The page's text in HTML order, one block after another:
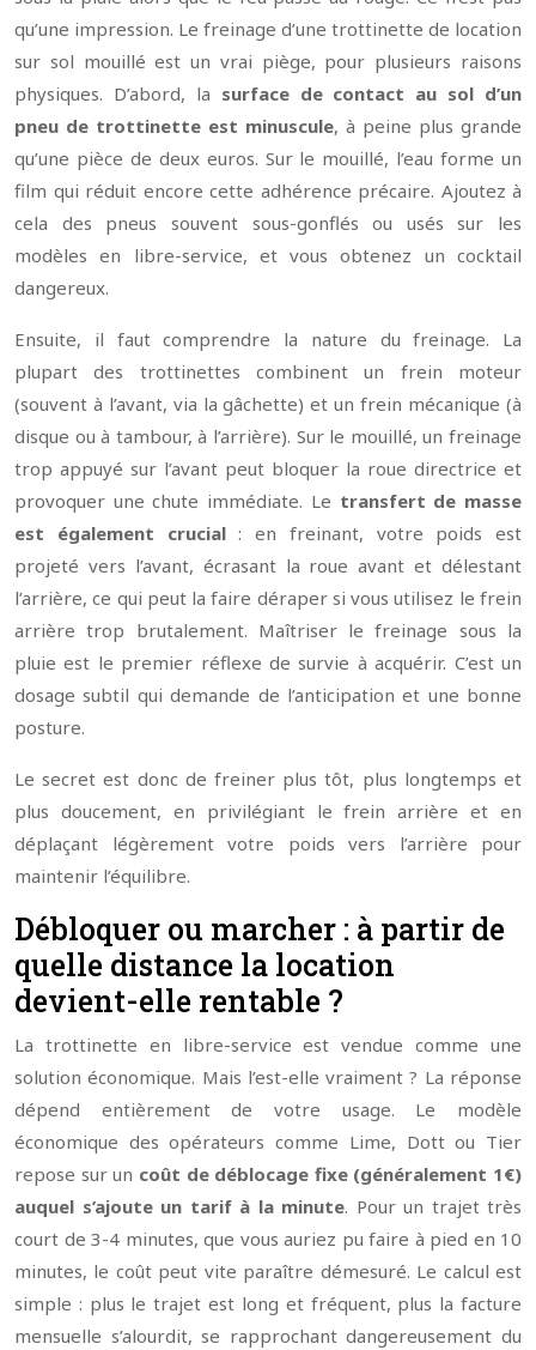
qu’une impression. Le freinage d’une trottinette de location
sur sol mouillé est un vrai piège, pour plusieurs raisons
physiques. D’abord, la surface de contact au sol d’un
pneu de trottinette est minuscule, à peine plus grande
qu’une pièce de deux euros. Sur le mouillé, l’eau forme un
film qui réduit encore cette adhérence précaire. Ajoutez à
cela des pneus souvent sous-gonflés ou usés sur les
modèles en libre-service, et vous obtenez un cocktail
dangereux.
Ensuite, il faut comprendre la nature du freinage. La
plupart des trottinettes combinent un frein moteur
(souvent à l’avant, via la gâchette) et un frein mécanique (à
disque ou à tambour, à l’arrière). Sur le mouillé, un freinage
trop appuyé sur l’avant peut bloquer la roue directrice et
provoquer une chute immédiate. Le transfert de masse
est également crucial: en freinant, votre poids est
projeté vers l’avant, écrasant la roue avant et délestant
l’arrière, ce qui peut la faire déraper si vous utilisez le frein
arrière trop brutalement. Maîtriser le freinage sous la
pluie est le premier réflexe de survie à acquérir. C’est un
dosage subtil qui demande de l’anticipation et une bonne
posture.
Le secret est donc de freiner plus tôt, plus longtemps et
plus doucement, en privilégiant le frein arrière et en
déplaçant légèrement votre poids vers l’arrière pour
maintenir l’équilibre.
Débloquer ou marcher : à partir de
quelle distance la location
devient-elle rentable ?
La trottinette en libre-service est vendue comme une
solution économique. Mais l’est-elle vraiment ? La réponse
dépend entièrement de votre usage. Le modèle
économique des opérateurs comme Lime, Dott ou Tier
repose sur un coût de déblocage fixe (généralement 1€)
auquel s’ajoute un tarif à la minute. Pour un trajet très
court de 3-4 minutes, que vous auriez pu faire à pied en 10
minutes, le coût peut vite paraître démesuré. Le calcul est
simple : plus le trajet est long et fréquent, plus la facture
mensuelle s’alourdit, se rapprochant dangereusement du